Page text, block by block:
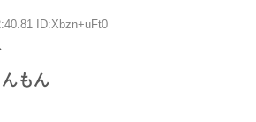
ID:Xbzn+uFt0
もん